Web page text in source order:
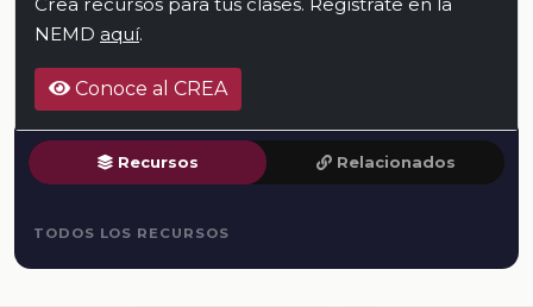
NEMD aquí.
Conoce al CREA
Recursos Relacionados
TODOS LOS RECURSOS